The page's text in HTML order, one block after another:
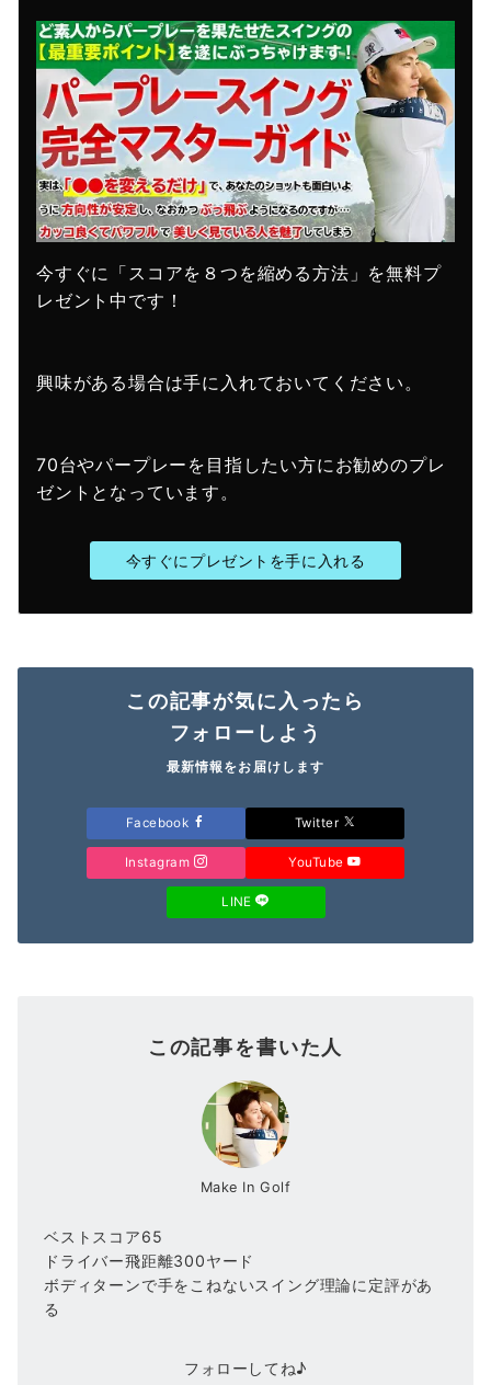
今すぐに「スコアを８つを縮める方法」を無料プ
レゼント中です！
興味がある場合は手に入れておいてください。
70台やパープレーを目指したい方にお勧めのプレ
ゼントとなっています。
今すぐにプレゼントを手に入れる
この記事が気に入ったら
フォローしよう
最新情報をお届けします
Facebook Twitter
Instagram YouTube
LINE
この記事を書いた人
Make In Golf
ベストスコア65
ドライバー飛距離300ヤード
ボディターンで手をこねないスイング理論に定評があ
る
フォローしてね♪